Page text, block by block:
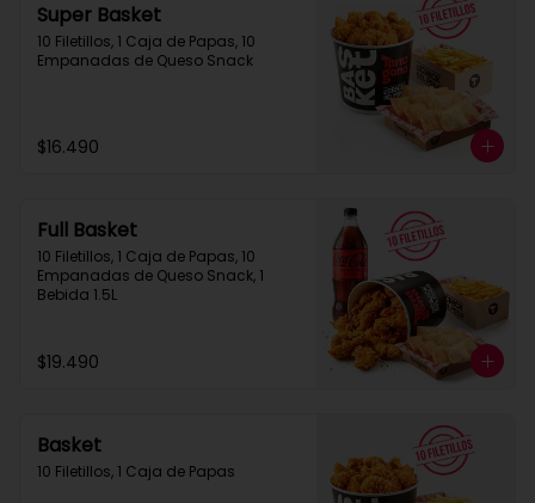
Super Basket
10 Filetillos, 1 Caja de Papas, 10
Empanadas de Queso Snack
$16.490
Full Basket
10 Filetillos, 1 Caja de Papas, 10
Empanadas de Queso Snack, 1
Bebida 1.5L
$19.490
Basket
10 Filetillos, 1 Caja de Papas